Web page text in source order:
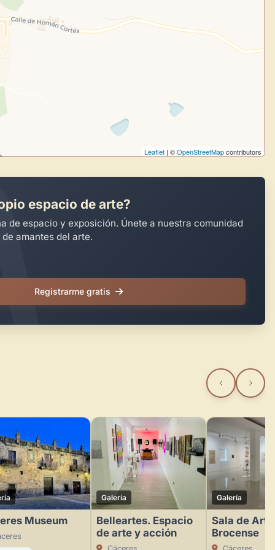
Leaflet | ©OpenStreetMapcontributors
espacio de arte?
de espacio y exposición. Únete a nuestra comunidad
amantes del arte.
Registrarme gratis
Museum
Galería
Belleartes. Espacio
de arte y acción
Galería
Sala de Arte
Brocense